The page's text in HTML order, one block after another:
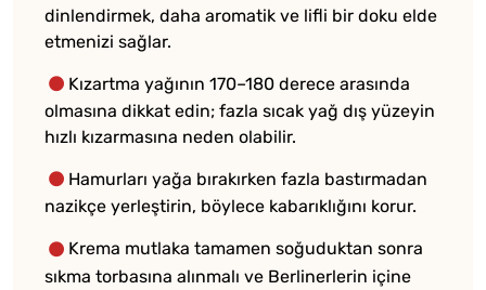
dinlendirmek, daha aromatik ve lifli bir doku elde
etmenizi sağlar.
Kızartma yağının 170–180 derece arasında
olmasına dikkat edin; fazla sıcak yağ dış yüzeyin
hızlı kızarmasına neden olabilir.
Hamurları yağa bırakırken fazla bastırmadan
nazikçe yerleştirin, böylece kabarıklığını korur.
Krema mutlaka tamamen soğuduktan sonra
sıkma torbasına alınmalı ve Berlinerlerin içine